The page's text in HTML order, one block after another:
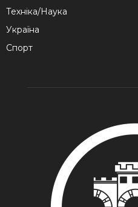
Техніка/Наука
Україна
Спорт